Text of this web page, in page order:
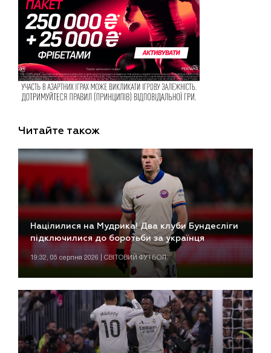
Читайте також
Націлилися на Мудрика! Два клуби Бундесліги
підключилися до боротьби за українця
19:32, 05 серпня 2026 | СВІТОВИЙ ФУТБОЛ